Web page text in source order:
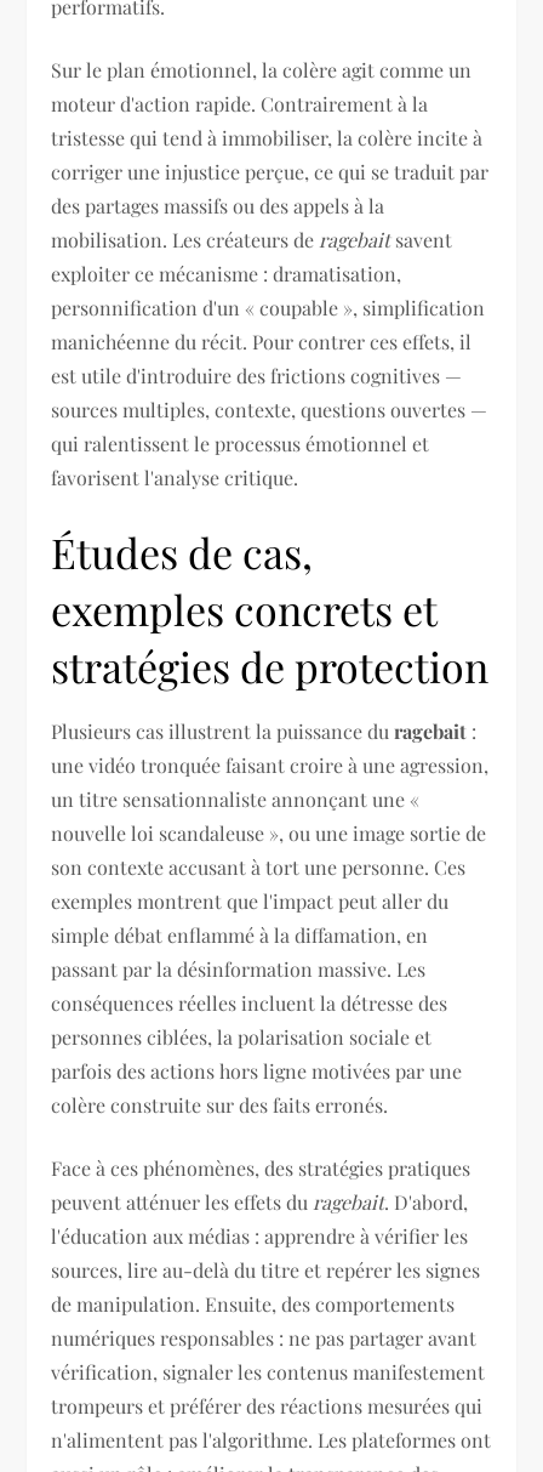
performatifs.
Sur le plan émotionnel, la colère agit comme un
moteur d'action rapide. Contrairement à la
tristesse qui tend à immobiliser, la colère incite à
corriger une injustice perçue, ce qui se traduit par
des partages massifs ou des appels à la
mobilisation. Les créateurs de ragebaitsavent
exploiter ce mécanisme : dramatisation,
personnification d'un « coupable », simplification
manichéenne du récit. Pour contrer ces effets, il
est utile d'introduire des frictions cognitives —
sources multiples, contexte, questions ouvertes —
qui ralentissent le processus émotionnel et
favorisent l'analyse critique.
Études de cas,
exemples concrets et
stratégies de protection
Plusieurs cas illustrent la puissance duragebait :
une vidéo tronquée faisant croire à une agression,
un titre sensationnaliste annonçant une «
nouvelle loi scandaleuse », ou une image sortie de
son contexte accusant à tort une personne. Ces
exemples montrent que l'impact peut aller du
simple débat enflammé à la diffamation, en
passant par la désinformation massive. Les
conséquences réelles incluent la détresse des
personnes ciblées, la polarisation sociale et
parfois des actions hors ligne motivées par une
colère construite sur des faits erronés.
Face à ces phénomènes, des stratégies pratiques
peuvent atténuer les effets du ragebait. D'abord,
l'éducation aux médias : apprendre à vérifier les
sources, lire au-delà du titre et repérer les signes
de manipulation. Ensuite, des comportements
numériques responsables : ne pas partager avant
vérification, signaler les contenus manifestement
trompeurs et préférer des réactions mesurées qui
n'alimentent pas l'algorithme. Les plateformes ont